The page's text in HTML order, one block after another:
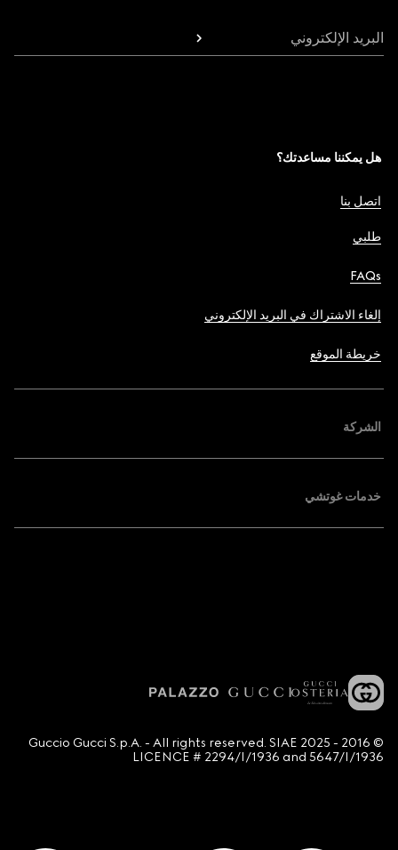
البريد الإلكتروني
هل يمكننا مساعدتك؟
اتصل بنا
طلبي
FAQs
إلغاء الاشتراك في البريد الإلكتروني
خريطة الموقع
الشركة
خدمات غوتشي
© 2016 - 2025 Guccio Gucci S.p.A. - All rights reserved. SIAE
LICENCE # 2294/I/1936 and 5647/I/1936